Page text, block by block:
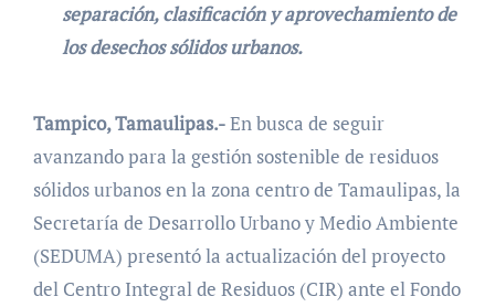
separación, clasificación y aprovechamiento de
los desechos sólidos urbanos.
Tampico, Tamaulipas.-En busca de seguir
avanzando para la gestión sostenible de residuos
sólidos urbanos en la zona centro de Tamaulipas, la
Secretaría de Desarrollo Urbano y Medio Ambiente
(SEDUMA) presentó la actualización del proyecto
del Centro Integral de Residuos (CIR) ante el Fondo